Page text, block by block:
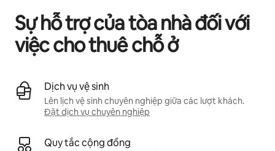
Sự hỗ trợ của tòa nhà đối với
việc cho thuê chỗ ở
Dịch vụ vệ sinh
Lên lịch vệ sinh chuyên nghiệp giữa các lượt khách.
Đặt dịch vụ chuyên nghiệp
Quy tắc cộng đồng